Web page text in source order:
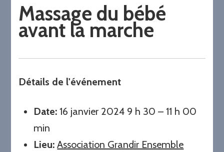
Massage du bébé
avant la marche
Détails de l'événement
Date: 16 janvier 2024 9 h 30 –11 h 00
min
Lieu: Association Grandir Ensemble